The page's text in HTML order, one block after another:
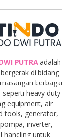
PUTRAadalah
di bidang
berbagai
seperti heavy duty
equipment, air
tools, generator,
inverter,
handling untuk